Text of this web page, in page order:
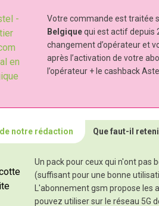
Votre commande est traitée
Belgiquequi est actif depuis
changement d’opérateur et
après l’activation de votre
l’opérateur + le cashback
notre rédaction Que faut-il
Un pack pour ceux qui n'ont pas
(suffisant pour une bonne
L'abonnement gsm propose les
pouvez utiliser sur le réseau 5G